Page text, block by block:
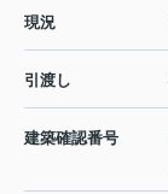
現況
引渡し
建築確認番号